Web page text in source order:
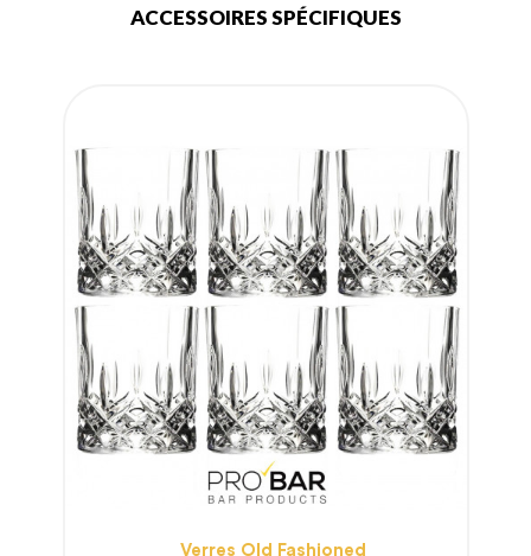
ACCESSOIRES SPÉCIFIQUES
Verres Old Fashioned